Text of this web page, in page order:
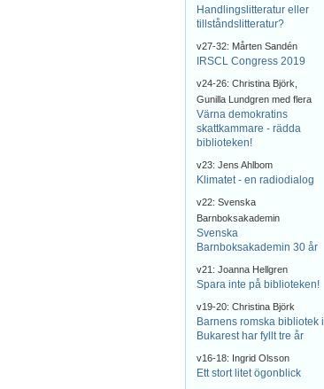
Handlingslitteratur eller
tillståndslitteratur?
v27-32: Mårten Sandén
IRSCL Congress 2019
v24-26: Christina Björk,
Gunilla Lundgren med flera
Värna demokratins
skattkammare - rädda
biblioteken!
v23: Jens Ahlbom
Klimatet - en radiodialog
v22: Svenska
Barnboksakademin
Svenska
Barnboksakademin 30 år
v21: Joanna Hellgren
Spara inte på biblioteken!
v19-20: Christina Björk
Barnens romska bibliotek i
Bukarest har fyllt tre år
v16-18: Ingrid Olsson
Ett stort litet ögonblick